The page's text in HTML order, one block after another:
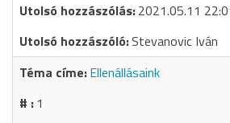
2021.05.11
Stevanovic Iván
Ellenállásaink
1